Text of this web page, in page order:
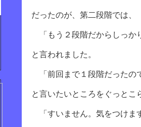
だったのが、第二段階では、
「もう２段階だからしっか
と言われました。
「前回まで１段階だったの
と言いたいところをぐっとこ
「すいません。気をつけま